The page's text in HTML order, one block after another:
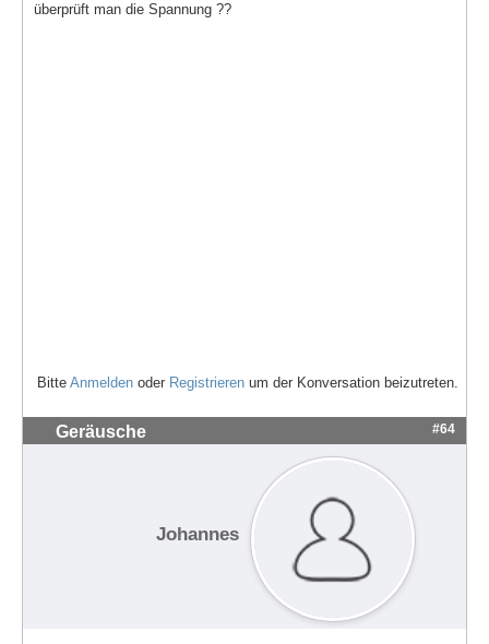
überprüft man die Spannung ??
Bitte Anmelden oder Registrieren um der Konversation beizutreten.
Geräusche #64
Johannes